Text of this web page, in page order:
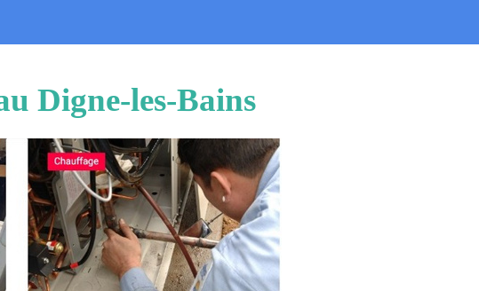
Digne-les-Bains